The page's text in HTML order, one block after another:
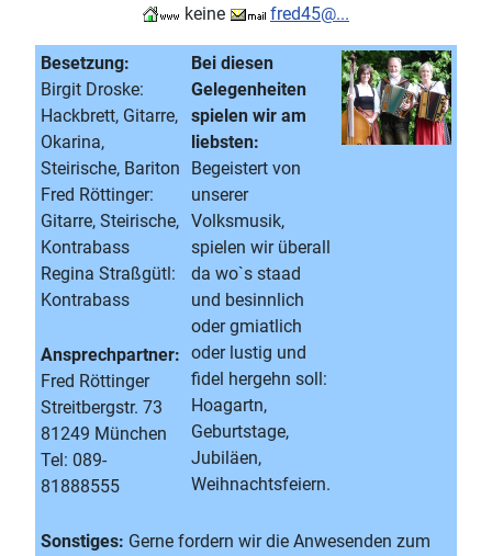
keine fred45@...
Besetzung:
Birgit Droske:
Hackbrett, Gitarre,
Okarina,
Steirische, Bariton
Fred Röttinger:
Gitarre, Steirische,
Kontrabass
Regina Straßgütl:
Kontrabass
Bei diesen
Gelegenheiten
spielen wir am
liebsten:
Begeistert von
unserer
Volksmusik,
spielen wir überall
da wo`s staad
und besinnlich
oder gmiatlich
oder lustig und
fidel hergehn soll:
Hoagartn,
Geburtstage,
Jubiläen,
Weihnachtsfeiern.
Ansprechpartner:
Fred Röttinger
Streitbergstr. 73
81249 München
Tel: 089-
81888555
Sonstiges: Gerne fordern wir die Anwesenden zum